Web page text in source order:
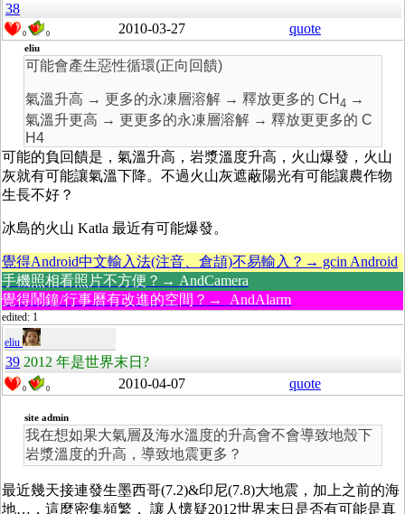
38
0 0 2010-03-27 quote
eliu
可能會產生惡性循環(正向回饋)
氣溫升高 → 更多的永凍層溶解 → 釋放更多的 CH 4 →
氣溫升更高 → 更更多的永凍層溶解 → 釋放更更多的 C
H4
可能的負回饋是，氣溫升高，岩漿溫度升高，火山爆發，火山
灰就有可能讓氣溫下降。不過火山灰遮蔽陽光有可能讓農作物
生長不好？
冰島的火山 Katla 最近有可能爆發。
覺得Android中文輸入法(注音、倉頡)不易輸入？→ gcin Android
手機照相看照片不方便？→ AndCamera
覺得鬧鐘/行事曆有改進的空間？→ AndAlarm
edited: 1
eliu
39 2012 年是世界末日?
0 0 2010-04-07 quote
site admin
我在想如果大氣層及海水溫度的升高會不會導致地殼下
岩漿溫度的升高，導致地震更多？
最近幾天接連發生墨西哥(7.2)&印尼(7.8)大地震，加上之前的海
地…，這麼密集頻繁， 讓人懷疑2012世界末日是否有可能是真